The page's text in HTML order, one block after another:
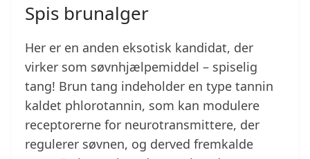
Spis brunalger
Her er en anden eksotisk kandidat, der
virker som søvnhjælpemiddel – spiselig
tang! Brun tang indeholder en type tannin
kaldet phlorotannin, som kan modulere
receptorerne for neurotransmittere, der
regulerer søvnen, og derved fremkalde